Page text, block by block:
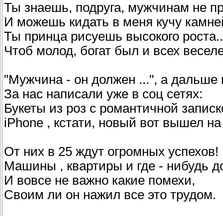
Ты знаешь, подруга, мужчинам не
И можешь кидать в меня кучу
Ты принца рисуешь высокого
Чтоб молод, богат был и всех
"Мужчина - он должен ...", а дальше
За нас написали уже в соц сетях:
Букеты из роз с романтичной
iPhone , кстати, новый вот вышел
От них в 25 ждут огромных успехов!
Машины , квартиры и где - нибудь
И вовсе не важно какие помехи,
Cвоим ли он нажил все это трудом.